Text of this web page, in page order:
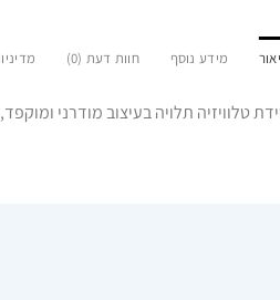
מידע נוסף חוות דעת (0)
טלוויזיה תלויה בעיצוב מודרני